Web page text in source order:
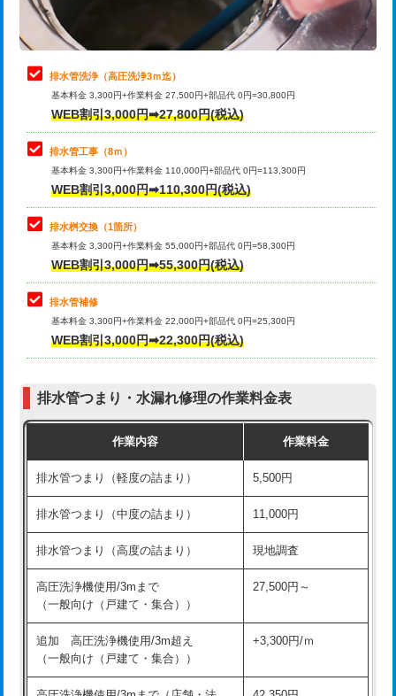
排水管工事（排水管工事/3ｍまで） 55,000円
排水管工事（追加 排水管工事/3ｍ超
え）
マス交換（土の掘削・埋め戻し作業）
マス交換（深さ50㎝未満）
マス交換（深さ50㎝以上）
コンクリート斫り（厚さ10㎝まで）
コンクリート斫り（厚さ10㎝超え）
モルタル補修（厚さ10㎝まで）
モルタル補修（厚さ10㎝超え）
追加人工 16,500円
現場見積
※給水管工事は20mmまでの価格です。
理・調整・分解・加工など（軽作業）
止水・漏水調査・防水処理・清掃・修
理・調整・分解・加工など（中作業）
22,000円
止水・漏水調査・防水処理・清掃・修
理・調整・分解・加工など（重作業）
33,000円
その他部品の脱着
交換・取付（タンク）
交換・取付(単水栓（壁付・デッキ
式）)
交換・取付(混合水栓（壁付・デッキ
式・ワンホール）)
16,500円+材料費
交換・取付(排水栓・排水トラップ
交換・取付（その他部品） 11,000円+材料費
持込商品取付（単水栓） 13,200円
持込商品取付（混合水栓） 16,500円
持込商品取付（浄水器・分岐水栓） 16,500円
給水管工事※（ホール加工) 16,500円
給水管工事※（バンド止め) 3,300円
給水管工事※（支持金具設置)
給水管工事※（保温材使用（バンド止
め込み）)
5,500円
排水管洗浄（高圧洗浄3ｍ迄）
基本料金 3,300円+作業料金 27,500円+部品代 0円=30,800円
WEB割引3,000円➡27,800円(税込)
排水管工事（8ｍ）
基本料金 3,300円+作業料金 110,000円+部品代 0円=113,300円
WEB割引3,000円➡110,300円(税込)
排水桝交換（1箇所）
基本料金 3,300円+作業料金 55,000円+部品代 0円=58,300円
WEB割引3,000円➡55,300円(税込)
排水管補修
基本料金 3,300円+作業料金 22,000円+部品代 0円=25,300円
WEB割引3,000円➡22,300円(税込)
排水管つまり・水漏れ修理の作業料金表
作業内容 作業料金
排水管つまり（軽度の詰まり） 5,500円
排水管つまり（中度の詰まり） 11,000円
排水管つまり（高度の詰まり） 現地調査
高圧洗浄機使用/3mまで
（一般向け（戸建て・集合））
27,500円～
追加 高圧洗浄機使用/3m超え
（一般向け（戸建て・集合））
+3,300円/ｍ